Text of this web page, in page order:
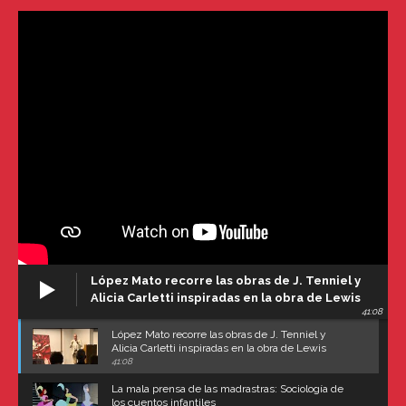
López Mato recorre las obras de J. Tenniel y
Alicia Carletti inspiradas en la obra de Lewis
41:08
López Mato recorre las obras de J. Tenniel y
Alicia Carletti inspiradas en la obra de Lewis
Carroll
41:08
La mala prensa de las madrastras: Sociología de
los cuentos infantiles